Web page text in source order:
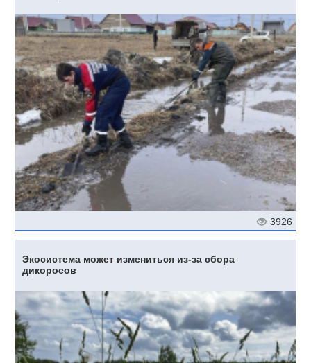
3926
Экосистема может измениться из-за сбора
дикоросов